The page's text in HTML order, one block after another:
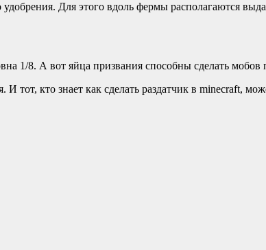
Для этого вдоль фермы располагаются
1/8. А вот яйца призвания способны сделать мобов
кто знает как сделать раздатчик в minecraft,